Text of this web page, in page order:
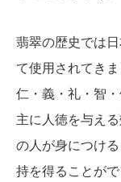
翡翠の歴史では
て使用されてきま
仁・義・礼・智
主に人徳を与え
の人が身につけ
持を得ることがで